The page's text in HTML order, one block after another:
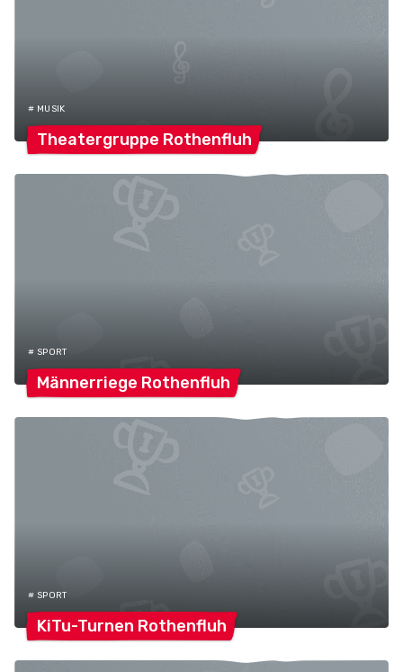
# MUSIK
Theatergruppe Rothenfluh
# SPORT
Männerriege Rothenfluh
# SPORT
KiTu-Turnen Rothenfluh